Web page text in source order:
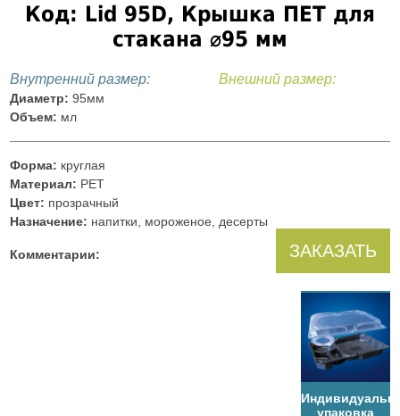
Код: Lid 95D, Крышка ПЕТ для
стакана ⌀95 мм
Внутренний размер:
Диаметр: 95мм
Объем: мл
Внешний размер:
Форма: круглая
Материал: PET
Цвет: прозрачный
Назначение: напитки, мороженое, десерты
Комментарии: ЗАКАЗАТЬ
упаковка